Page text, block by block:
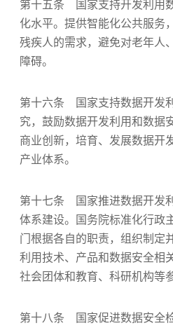
第十五条 国家支持开发利用
化水平。提供智能化公共服务
残疾人的需求，避免对老年人
障碍。
第十六条 国家支持数据开发
究，鼓励数据开发利用和数据
商业创新，培育、发展数据开
产业体系。
第十七条 国家推进数据开发
体系建设。国务院标准化行政
门根据各自的职责，组织制定
利用技术、产品和数据安全相
社会团体和教育、科研机构等
第十八条 国家促进数据安全